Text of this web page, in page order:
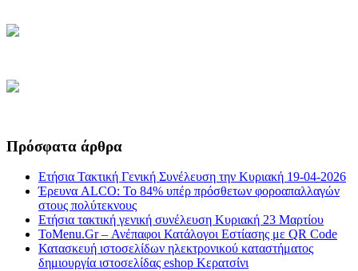
Πρόσφατα άρθρα
Ετήσια Τακτική Γενική Συνέλευση την Κυριακή 19-04-2026
Έρευνα ALCO: Το 84% υπέρ πρόσθετων φοροαπαλλαγών
στους πολύτεκνους
Ετήσια τακτική γενική συνέλευση Κυριακή 23 Μαρτίου
ToMenu.Gr – Ανέπαφοι Κατάλογοι Εστίασης με QR Code
Κατασκευή ιστοσελίδων ηλεκτρονικού καταστήματος
δημιουργία ιστοσελίδας eshop Κερατσίνι